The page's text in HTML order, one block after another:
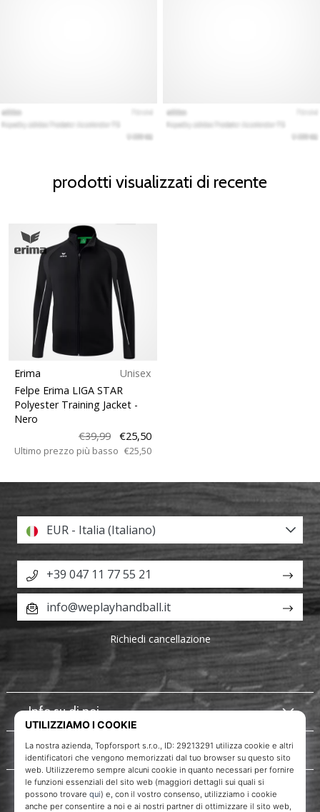
prodotti visualizzati di recente
Erima
Unisex
Felpe Erima LIGA STAR
Polyester Training Jacket -
Nero
€39,99
€25,50
Ultimo prezzo più basso €25,50
Info su di noi
Servizio clienti
EUR - Italia (Italiano)
+39 047 11 77 55 21
info@weplayhandball.it
Richiedi cancellazione